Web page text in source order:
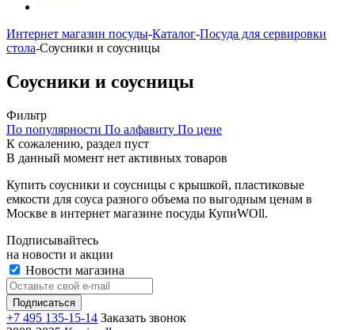
Интернет магазин посуды-Каталог-Посуда для сервировки
стола-Соусники и соусницы
Соусники и соусницы
Фильтр
По популярности По алфавиту По цене
К сожалению, раздел пуст
В данный момент нет активных товаров
Купить соусники и соусницы с крышкой, пластиковые
емкости для соуса разного объема по выгодным ценам в
Москве в интернет магазине посуды КупиWOll.
Подписывайтесь
на новости и акции
Новости магазина
+7 495 135-15-14 Заказать звонок